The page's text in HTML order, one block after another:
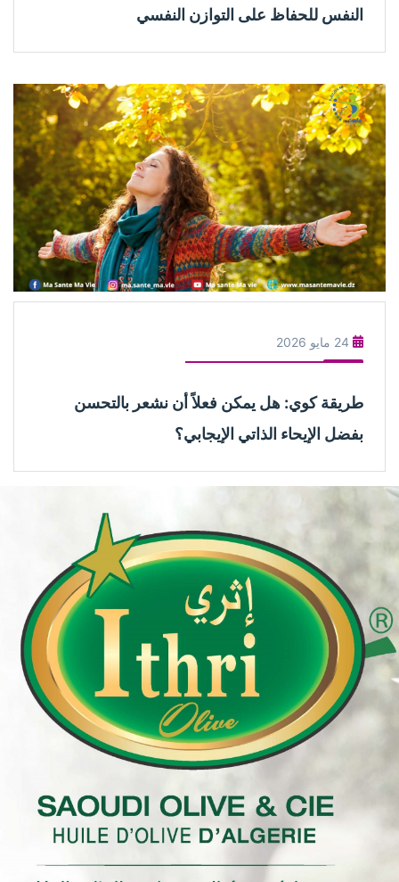
النفس للحفاظ على التوازن النفسي
24 مايو 2026
طريقة كوي: هل يمكن فعلاً أن نشعر بالتحسن
بفضل الإيحاء الذاتي الإيجابي؟